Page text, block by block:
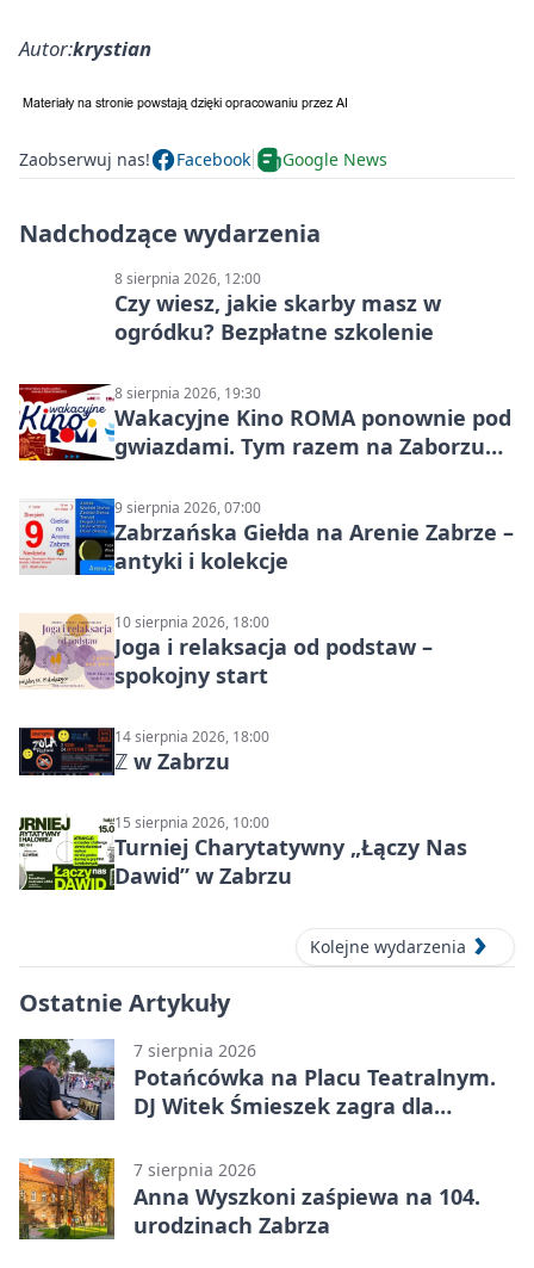
Autor:krystian
Zaobserwuj nas! Facebook Google News
Nadchodzące wydarzenia
8 sierpnia 2026, 12:00
Czy wiesz, jakie skarby masz w
ogródku? Bezpłatne szkolenie
8 sierpnia 2026, 19:30
Wakacyjne Kino ROMA ponownie pod
gwiazdami. Tym razem na Zaborzu
9 sierpnia 2026, 07:00
Zabrzańska Giełda na Arenie Zabrze –
antyki i kolekcje
10 sierpnia 2026, 18:00
Joga i relaksacja od podstaw –
spokojny start
14 sierpnia 2026, 18:00
ℤ w Zabrzu
15 sierpnia 2026, 10:00
Turniej Charytatywny „Łączy Nas
Dawid” w Zabrzu
Kolejne wydarzenia
Ostatnie Artykuły
7 sierpnia 2026
Potańcówka na Placu Teatralnym.
DJ Witek Śmieszek zagra dla
7 sierpnia 2026
Anna Wyszkoni zaśpiewa na 104.
urodzinach Zabrza